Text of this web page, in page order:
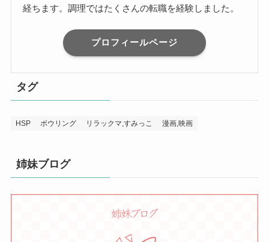
経ちます。調理ではたくさんの転職を経験しました。
プロフィールページ
タグ
HSP ボウリング リラックマ,すみっこ 漫画,映画
姉妹ブログ